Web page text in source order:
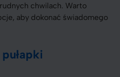
chwilach. Warto
aby dokonać świadomego